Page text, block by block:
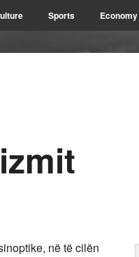
Sports Economy
në të cilën